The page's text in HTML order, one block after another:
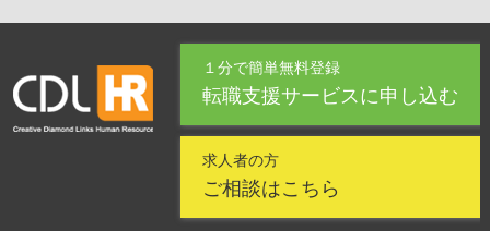
１分で簡単無料登録
転職支援サービスに申し込む
求人者の方
ご相談はこちら